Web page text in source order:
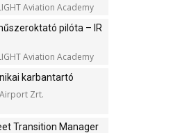
Aviation Academy
pilóta – IR
Aviation Academy
karbantartó
Zrt.
Transition Manager